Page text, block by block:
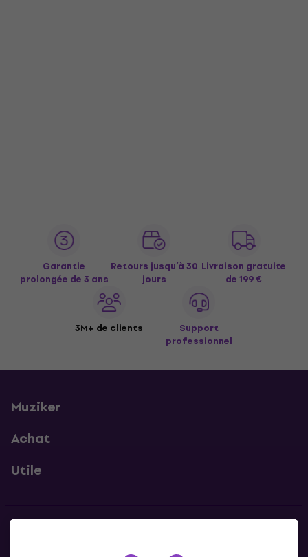
Garantie
prolongée de 3 ans
Retours jusqu’à 30
jours
Livraison gratuite
de 199 €
3M+ de clients
Support
professionnel
Muziker
Achat
Utile